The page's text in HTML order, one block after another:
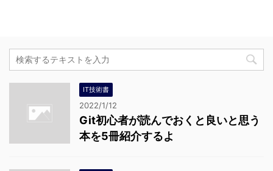
IT技術書
2022/1/12
Git初心者が読んでおくと良いと思う
本を5冊紹介するよ